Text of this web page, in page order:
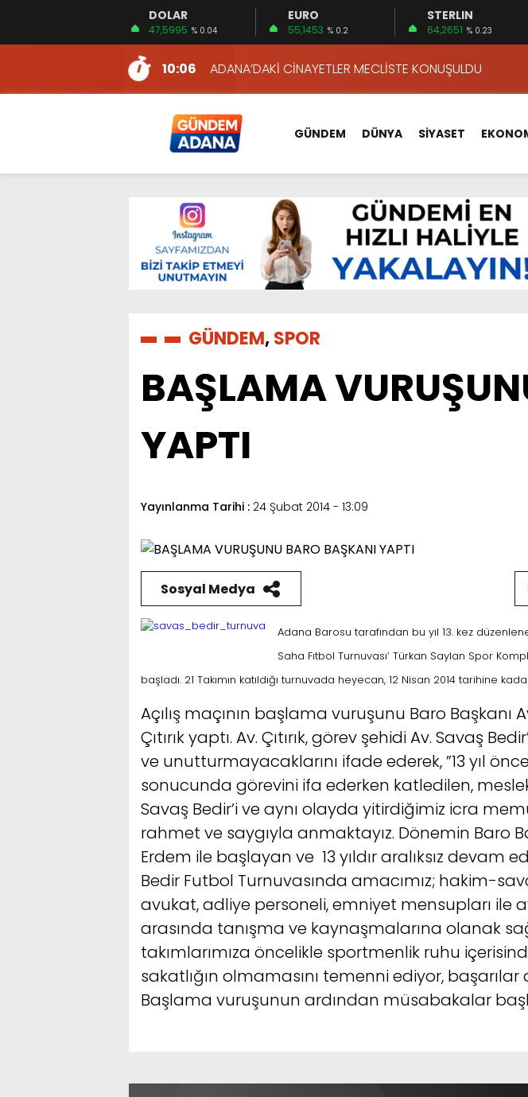
DOLAR
47,5995 % 0.04
EURO
55,1453 % 0.2
STERLIN
64,2651 % 0.23
11:22
KIZILAY’DAN MAHALLE MAHALLE KAN BAĞIŞI SEFERBERLİĞİ
10:06
ADANA’DAKİ CİNAYETLER MECLİSTE KONUŞULDU
13:54
NACAR: ESNAFIN SAĞLIK HİZMETLERİNİ KONUŞTUK
13:19
NACAR, DAHA İYİ SAĞLIK HİZMETLERİ İÇİN SAHADA
7:26
SULAMA KANALLARINDAKİ BOĞULMALARI ÖNLEMEK İÇİN
14:24
HERKES İÇİN ERİŞİLEBİLİR BEYİN SAĞLIĞI!
14:22
EMEKLİLER EN DÜŞÜK EMEKLİ AYLIĞININ 40 BİN LİRA
İKİNCİ 500’DE ADANA’DAN 15 FİRMA
13:48
HAFTA SONUNA ÖZEL KİTAPLAR…
12:54
YÜKSEL YEŞİLOVA, KOSOVA YOLUNDA…
11:22
KIZILAY’DAN MAHALLE MAHALLE KAN BAĞIŞI SEFERBERLİĞİ
GÜNDEM DÜNYA SİYASET
GÜNDEM,SPOR
BAŞLAMA
YAPTI
Yayınlanma Tarihi : 24 Şubat 2014 - 13:09
Sosyal Medya
Adana Barosu tarafından bu yıl 13. kez
Saha Fıtbol Turnuvası’ Türkan Saylan Spor
başladı. 21 Takımın katıldığı turnuvada heyecan, 12 Nisan 2014 tarihine
Açılış maçının başlama vuruşunu Baro Başkanı
Çıtırık yaptı. Av. Çıtırık, görev şehidi Av. Savaş
ve unutturmayacaklarını ifade ederek, ”13 yıl
sonucunda görevini ifa ederken katledilen,
Savaş Bedir’i ve aynı olayda yitirdiğimiz icra
rahmet ve saygıyla anmaktayız. Dönemin Baro
Erdem ile başlayan ve 13 yıldır aralıksız devam
Bedir Futbol Turnuvasında amacımız; hakim-
avukat, adliye personeli, emniyet mensupları ile
arasında tanışma ve kaynaşmalarına olanak
takımlarımıza öncelikle sportmenlik ruhu
sakatlığın olmamasını temenni ediyor, başarılar
Başlama vuruşunun ardından müsabakalar